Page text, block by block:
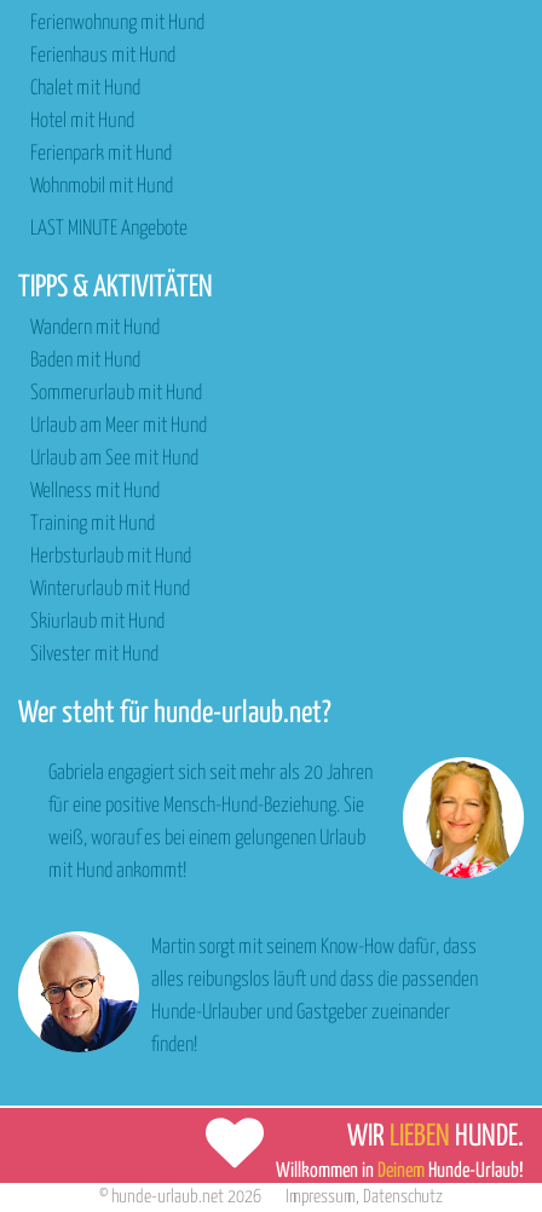
Ferienwohnung mit Hund
Ferienhaus mit Hund
Chalet mit Hund
Hotel mit Hund
Ferienpark mit Hund
Wohnmobil mit Hund
LAST MINUTE Angebote
TIPPS & AKTIVITÄTEN
Wandern mit Hund
Baden mit Hund
Sommerurlaub mit Hund
Urlaub am Meer mit Hund
Urlaub am See mit Hund
Wellness mit Hund
Training mit Hund
Herbsturlaub mit Hund
Winterurlaub mit Hund
Skiurlaub mit Hund
Silvester mit Hund
Wer steht für hunde-urlaub.net?
Gabriela engagiert sich seit mehr als 20 Jahren
für eine positive Mensch-Hund-Beziehung. Sie
weiß, worauf es bei einem gelungenen Urlaub
mit Hund ankommt!
Martin sorgt mit seinem Know-How dafür, dass
alles reibungslos läuft und dass die passenden
Hunde-Urlauber und Gastgeber zueinander
finden!
WIR LIEBEN HUNDE.
Willkommen in Deinem Hunde-Urlaub!
© hunde-urlaub.net 2026 Impressum, Datenschutz